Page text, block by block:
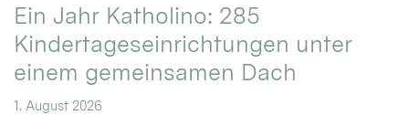
Ein Jahr Katholino: 285
Kindertageseinrichtungen unter
einem gemeinsamen Dach
1. August 2026